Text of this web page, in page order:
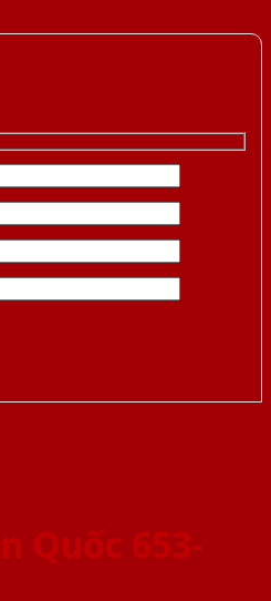
Quốc 653-